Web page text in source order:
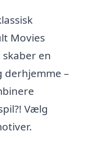
Movies
en
–
Vælg